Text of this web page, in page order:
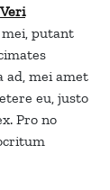
Veri
putant
ad, mei amet
eu, justo
Pro no